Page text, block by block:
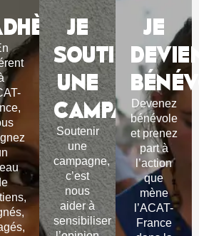
.
JE
SOUTIENS
UNE
CAMPAGNE.
Soutenir
une
campagne,
c’est
nous
aider à
sensibiliser
JE
Devenez
bénévole
et prenez
part à
l’action
que
mène
l’ACAT-
France